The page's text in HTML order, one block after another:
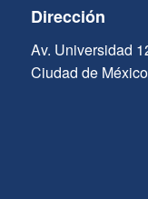
Dirección
Av. Universidad
Ciudad de